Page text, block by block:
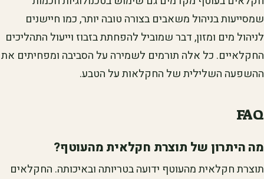
שמסייעות בניהול משאבים בצורה טובה יותר, כמו חיישנים
לניהול מים ומזון, דבר שמוביל להפחתת בזבוז וייעול התהליכים
החקלאיים. כל אלה תורמים לשמירה על הסביבה ומפחיתים את
ההשפעה השלילית של החקלאות על הטבע.
FAQ
מה היתרון של תוצרת חקלאית מהעוטף?
תוצרת חקלאית מהעוטף ידועה בטריותה ובאיכותה. החקלאים